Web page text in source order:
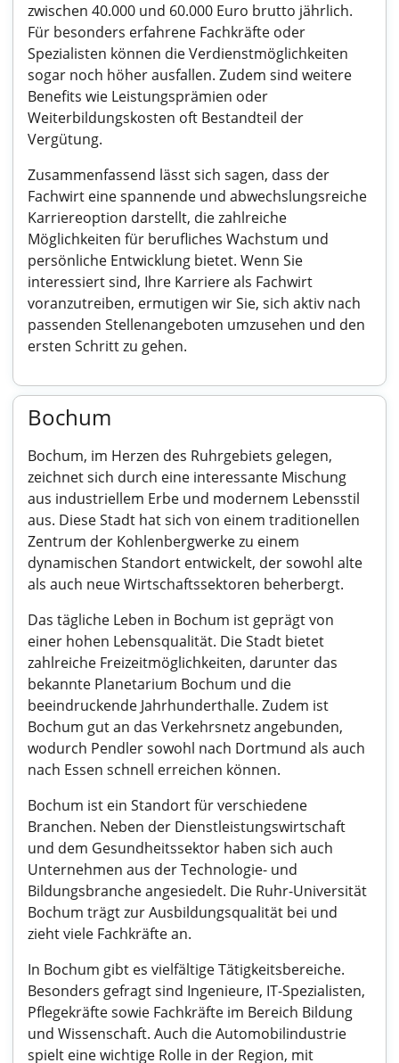
zwischen 40.000 und 60.000 Euro brutto jährlich.
Für besonders erfahrene Fachkräfte oder
Spezialisten können die Verdienstmöglichkeiten
sogar noch höher ausfallen. Zudem sind weitere
Benefits wie Leistungsprämien oder
Weiterbildungskosten oft Bestandteil der
Vergütung.
Zusammenfassend lässt sich sagen, dass der
Fachwirt eine spannende und abwechslungsreiche
Karriereoption darstellt, die zahlreiche
Möglichkeiten für berufliches Wachstum und
persönliche Entwicklung bietet. Wenn Sie
interessiert sind, Ihre Karriere als Fachwirt
voranzutreiben, ermutigen wir Sie, sich aktiv nach
passenden Stellenangeboten umzusehen und den
ersten Schritt zu gehen.
Bochum
Bochum, im Herzen des Ruhrgebiets gelegen,
zeichnet sich durch eine interessante Mischung
aus industriellem Erbe und modernem Lebensstil
aus. Diese Stadt hat sich von einem traditionellen
Zentrum der Kohlenbergwerke zu einem
dynamischen Standort entwickelt, der sowohl alte
als auch neue Wirtschaftssektoren beherbergt.
Das tägliche Leben in Bochum ist geprägt von
einer hohen Lebensqualität. Die Stadt bietet
zahlreiche Freizeitmöglichkeiten, darunter das
bekannte Planetarium Bochum und die
beeindruckende Jahrhunderthalle. Zudem ist
Bochum gut an das Verkehrsnetz angebunden,
wodurch Pendler sowohl nach Dortmund als auch
nach Essen schnell erreichen können.
Bochum ist ein Standort für verschiedene
Branchen. Neben der Dienstleistungswirtschaft
und dem Gesundheitssektor haben sich auch
Unternehmen aus der Technologie- und
Bildungsbranche angesiedelt. Die Ruhr-Universität
Bochum trägt zur Ausbildungsqualität bei und
zieht viele Fachkräfte an.
In Bochum gibt es vielfältige Tätigkeitsbereiche.
Besonders gefragt sind Ingenieure, IT-Spezialisten,
Pflegekräfte sowie Fachkräfte im Bereich Bildung
und Wissenschaft. Auch die Automobilindustrie
spielt eine wichtige Rolle in der Region, mit